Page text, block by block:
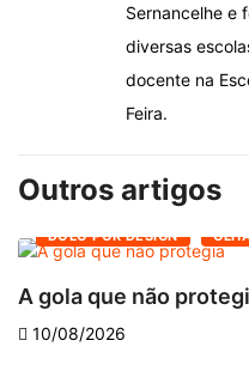
Sernancelhe e
diversas
docente na
Feira.
Outros artigos
DOLO POR DESIGN
A gola que não
10/08/2026